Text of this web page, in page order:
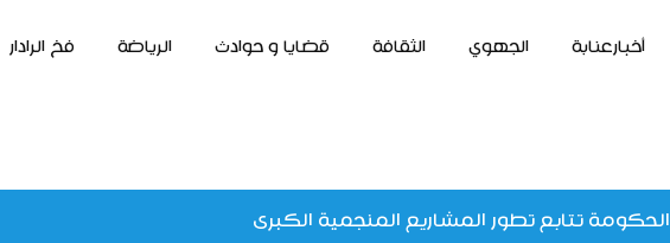
أخبارعنابة الجهوي الثقافة قضايا و حوادث الرياضة فخ الرادار
الحكومة تتابع تطور المشاريع المنجمية الكبرى